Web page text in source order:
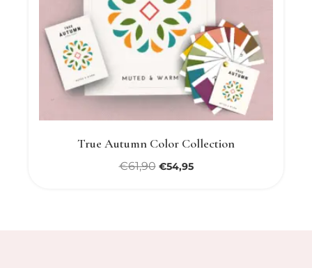
True Autumn Color Collection
€61,90 €54,95